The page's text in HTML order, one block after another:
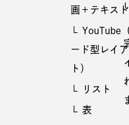
画＋テキス
YouTube
ード型レイ
ト）
リスト
表